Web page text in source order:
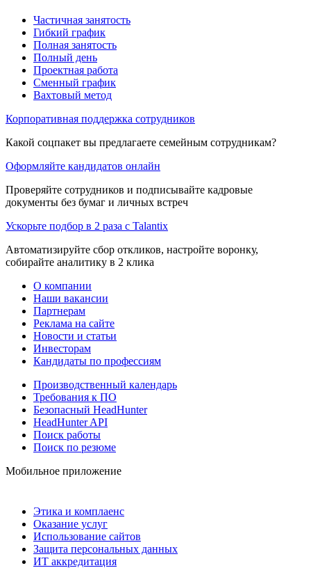
Частичная занятость
Гибкий график
Полная занятость
Полный день
Проектная работа
Сменный график
Вахтовый метод
Корпоративная поддержка сотрудников
Какой соцпакет вы предлагаете семейным сотрудникам?
Оформляйте кандидатов онлайн
Проверяйте сотрудников и подписывайте кадровые
документы без бумаг и личных встреч
Ускорьте подбор в 2 раза с Talantix
Автоматизируйте сбор откликов, настройте воронку,
собирайте аналитику в 2 клика
О компании
Наши вакансии
Партнерам
Реклама на сайте
Новости и статьи
Инвесторам
Кандидаты по профессиям
Производственный календарь
Требования к ПО
Безопасный HeadHunter
HeadHunter API
Поиск работы
Поиск по резюме
Мобильное приложение
Этика и комплаенс
Оказание услуг
Использование сайтов
Защита персональных данных
ИТ аккредитация